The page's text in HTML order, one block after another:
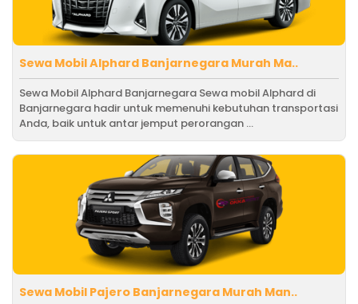
Sewa Mobil Alphard Banjarnegara Murah Ma..
Sewa Mobil Alphard Banjarnegara Sewa mobil Alphard di
Banjarnegara hadir untuk memenuhi kebutuhan transportasi
Anda, baik untuk antar jemput perorangan ...
Sewa Mobil Pajero Banjarnegara Murah Man..